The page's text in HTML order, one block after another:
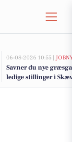
06-08-2026 10:55 |
Savner du nye
ledige stillinger i